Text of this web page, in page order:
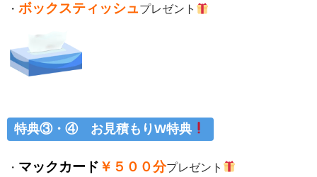
・ ボックスティッシュプレゼント
特典③・④ お見積もりW特典
・ マックカード ￥５００分プレゼント